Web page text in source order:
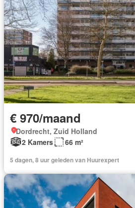
€ 970/maand
Dordrecht, Zuid Holland
2 Kamers
66 m²
5 dagen, 8 uur geleden van Huurexpert